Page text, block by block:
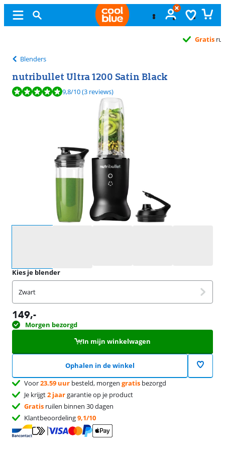
Blenders
nutribullet Ultra 1200 Satin Black
Beoordeling is 9,8 van de 10, gebaseerd op 3 reviews.
9,8/10(3 reviews)
Kies je blender
Zwart
149,-
Morgen bezorgd
In mijn winkelwagen
Ophalen in de winkel
Voor23.59 uur besteld, morgen gratis bezorgd
Je krijgt2 jaargarantie op je product
Gratis ruilen binnen 30 dagen
Klantbeoordeling9,1/10